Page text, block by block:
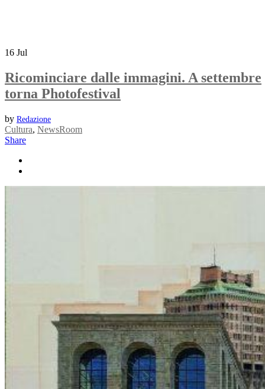
16 Jul
Ricominciare dalle immagini. A settembre
torna Photofestival
by Redazione
Cultura, NewsRoom
Share